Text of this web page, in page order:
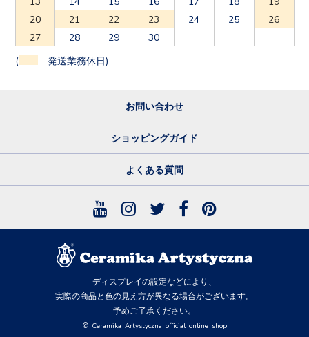
20
21 22 23 24 25
26
27
28 29 30
( 発送業務休日)
お問い合わせ
ショッピングガイド
よくある質問
ディスプレイの設定などにより、
実際の商品と色の見え方が異なる場合がございます。
予めご了承ください。
© Ceramika Artystyczna official online shop